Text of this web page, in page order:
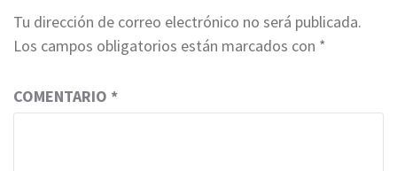
Tu dirección de correo electrónico no será publicada.
Los campos obligatorios están marcados con *
COMENTARIO *